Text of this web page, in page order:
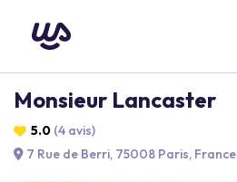
Monsieur Lancaster
5.0 (4 avis)
7 Rue de Berri, 75008 Paris, France